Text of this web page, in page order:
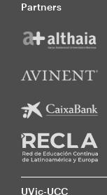
Partners
UVic-UCC